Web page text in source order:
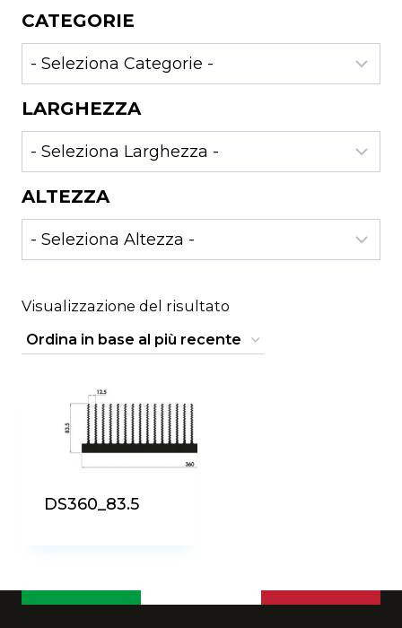
Visualizzazione del risultato
DS360_83.5
CATEGORIE
LARGHEZZA
ALTEZZA